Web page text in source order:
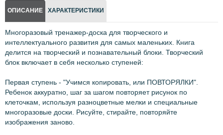
ОПИСАНИЕ ХАРАКТЕРИСТИКИ
Многоразовый тренажер-доска для творческого и
интеллектуального развития для самых маленьких. Книга
делится на творческий и познавательный блоки. Творческий
блок включает в себя несколько ступеней:
Первая ступень - "Учимся копировать, или ПОВТОРЯЛКИ".
Ребенок аккуратно, шаг за шагом повторяет рисунок по
клеточкам, используя разноцветные мелки и специальные
многоразовые доски. Рисуйте, стирайте, повторяйте
изображения заново.